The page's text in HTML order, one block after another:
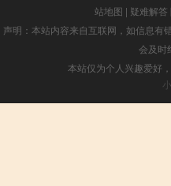
站地图 | 疑难解答
声明：本站内容来自互联网，如信息有
会及时
本站仅为个人兴趣爱好